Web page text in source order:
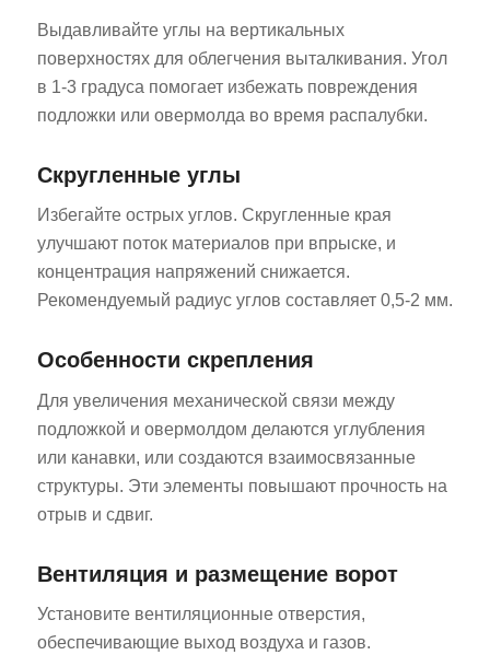
Выдавливайте углы на вертикальных
поверхностях для облегчения выталкивания. Угол
в 1-3 градуса помогает избежать повреждения
подложки или овермолда во время распалубки.
Скругленные углы
Избегайте острых углов. Скругленные края
улучшают поток материалов при впрыске, и
концентрация напряжений снижается.
Рекомендуемый радиус углов составляет 0,5-2 мм.
Особенности скрепления
Для увеличения механической связи между
подложкой и овермолдом делаются углубления
или канавки, или создаются взаимосвязанные
структуры. Эти элементы повышают прочность на
отрыв и сдвиг.
Вентиляция и размещение ворот
Установите вентиляционные отверстия,
обеспечивающие выход воздуха и газов.